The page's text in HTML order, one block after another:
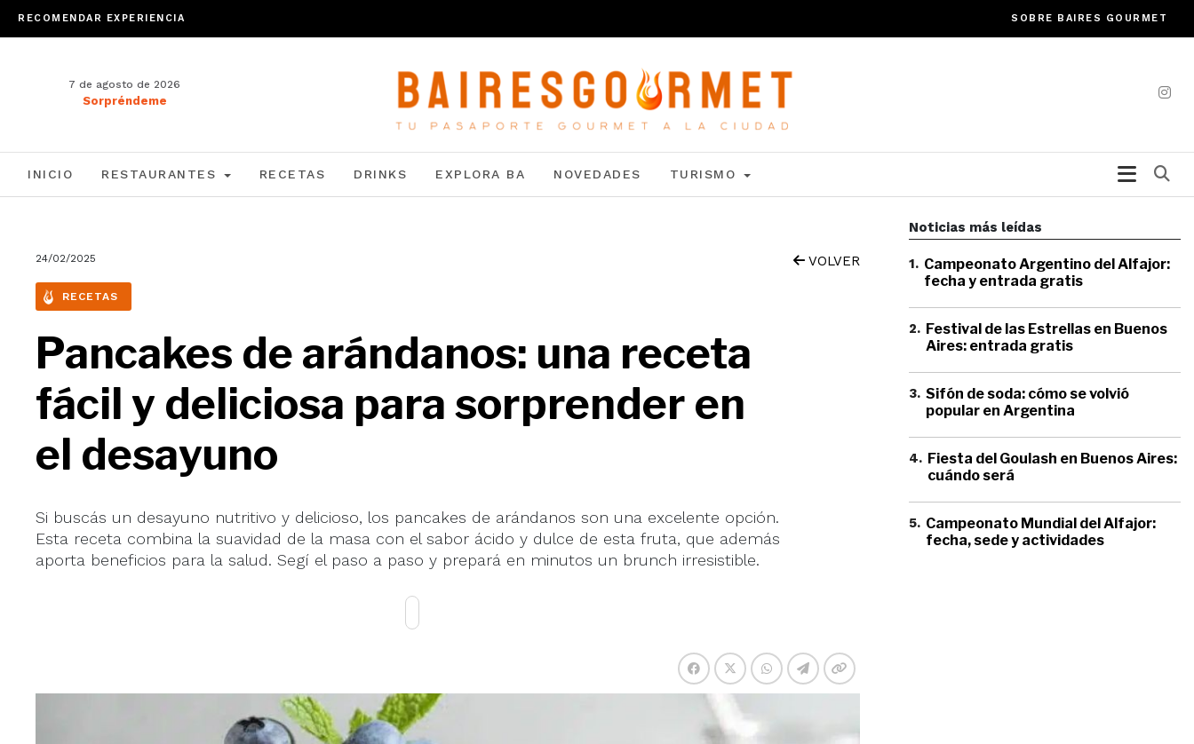
RECOMENDAR EXPERIENCIA SOBRE BAIRES GOURMET
7 de agosto de 2026
Sorpréndeme
INICIO RESTAURANTES RECETAS DRINKS EXPLORA BA NOVEDADES TURISMO
24/02/2025 VOLVER
RECETAS
Pancakes de arándanos: una receta
fácil y deliciosa para sorprender en
el desayuno
Si buscás un desayuno nutritivo y delicioso, los pancakes de arándanos son una excelente opción.
Esta receta combina la suavidad de la masa con el sabor ácido y dulce de esta fruta, que además
aporta beneficios para la salud. Segí el paso a paso y prepará en minutos un brunch irresistible.
Noticias más leídas
1. Campeonato Argentino del Alfajor:
fecha y entrada gratis
2. Festival de las Estrellas en Buenos
Aires: entrada gratis
3. Sifón de soda: cómo se volvió
popular en Argentina
4. Fiesta del Goulash en Buenos Aires:
cuándo será
5. Campeonato Mundial del Alfajor:
fecha, sede y actividades